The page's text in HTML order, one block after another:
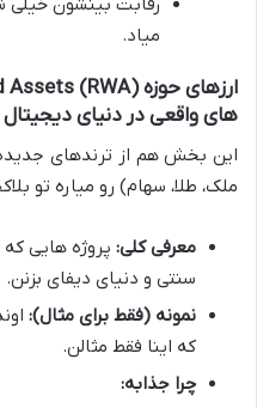
میاد.
های واقعی در دنیای دیجیتال
این بخش هم از ترندهای
ملک، طلا، سهام) رو میاره تو
معرفی کلی: پروژه هایی
سنتی و دنیای دیفای بزنن.
نمونه (فقط برای مثال):
که اینا فقط مثالن.
چرا جذابه: